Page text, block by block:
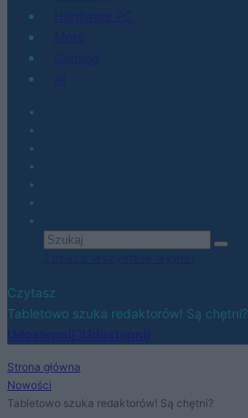
Czytasz
Tabletowo szuka redaktorów! Są chętni?
Strona główna
Nowości
Tabletowo szuka redaktorów! Są chętni?